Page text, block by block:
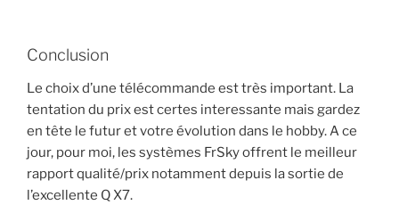
Conclusion
Le choix d’une télécommande est très important. La
tentation du prix est certes interessante mais gardez
en tête le futur et votre évolution dans le hobby. A ce
jour, pour moi, les systèmes FrSky offrent le meilleur
rapport qualité/prix notamment depuis la sortie de
l’excellente Q X7.